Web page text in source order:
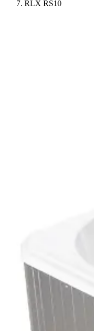
RLX RS10